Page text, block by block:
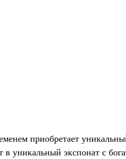
приобретает
уникальный экспонат с